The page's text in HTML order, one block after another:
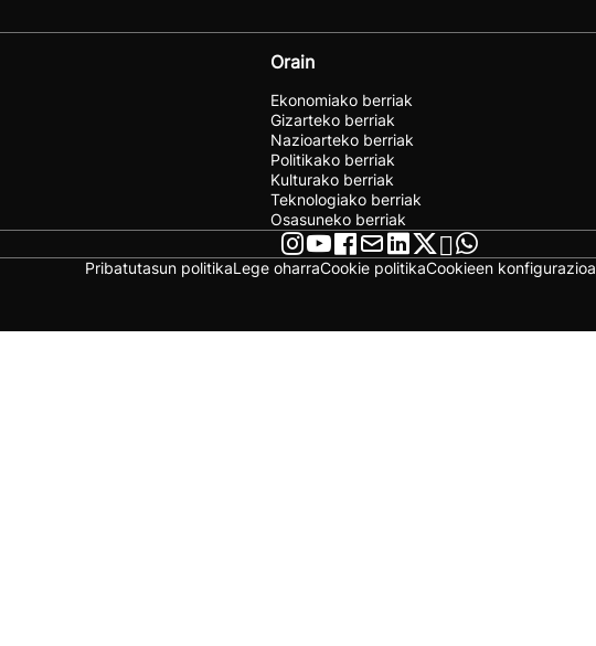
Orain
Ekonomiako berriak
Gizarteko berriak
Nazioarteko berriak
Politikako berriak
Kulturako berriak
Teknologiako berriak
Osasuneko berriak
Pribatutasun politikaLege oharraCookie politikaCookieen konfigurazioa